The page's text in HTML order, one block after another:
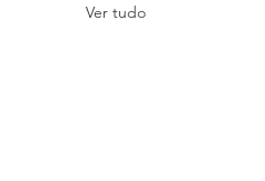
Ver tudo